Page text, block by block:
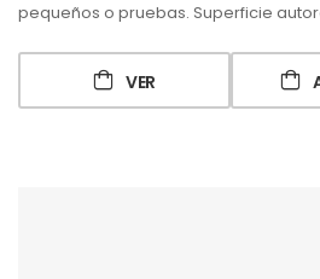
pequeños o pruebas. Superficie
VER